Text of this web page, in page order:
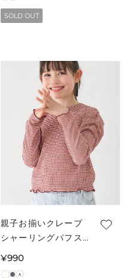
価
格
SOLD OUT
親子お揃いクレープ
シャーリングパフス
リーブトップス キッ
通
常
¥990